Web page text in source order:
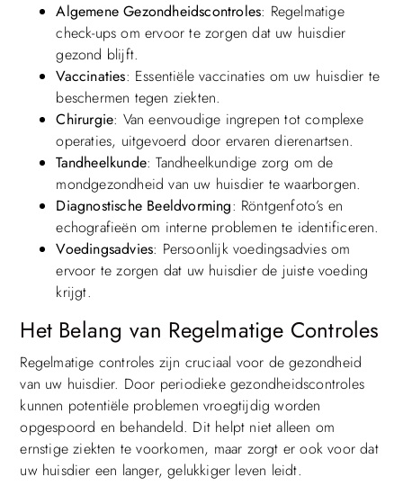
Algemene Gezondheidscontroles: Regelmatige
check-ups om ervoor te zorgen dat uw huisdier
gezond blijft.
Vaccinaties: Essentiële vaccinaties om uw huisdier te
beschermen tegen ziekten.
Chirurgie: Van eenvoudige ingrepen tot complexe
operaties, uitgevoerd door ervaren dierenartsen.
Tandheelkunde: Tandheelkundige zorg om de
mondgezondheid van uw huisdier te waarborgen.
Diagnostische Beeldvorming: Röntgenfoto’s en
echografieën om interne problemen te identificeren.
Voedingsadvies: Persoonlijk voedingsadvies om
ervoor te zorgen dat uw huisdier de juiste voeding
krijgt.
Het Belang van Regelmatige Controles
Regelmatige controles zijn cruciaal voor de gezondheid
van uw huisdier. Door periodieke gezondheidscontroles
kunnen potentiële problemen vroegtijdig worden
opgespoord en behandeld. Dit helpt niet alleen om
ernstige ziekten te voorkomen, maar zorgt er ook voor dat
uw huisdier een langer, gelukkiger leven leidt.